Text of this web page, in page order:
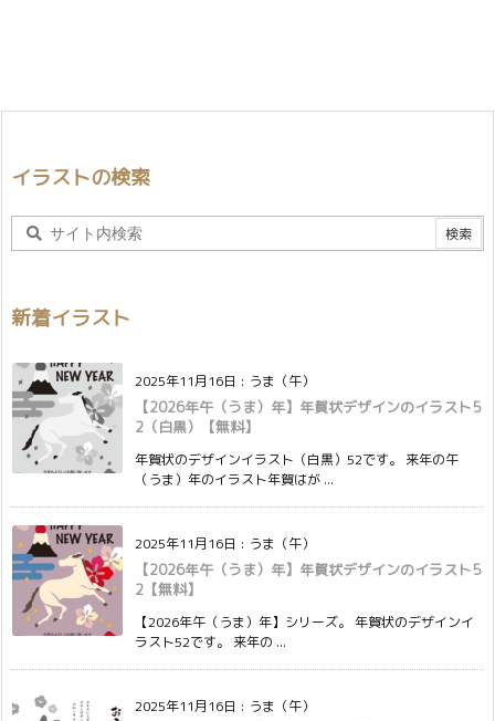
イラストの検索
新着イラスト
2025年11月16日 : うま（午）
【2026年午（うま）年】年賀状デザインのイラスト5
2（白黒）【無料】
年賀状のデザインイラスト（白黒）52です。 来年の午
（うま）年のイラスト年賀はが ...
2025年11月16日 : うま（午）
【2026年午（うま）年】年賀状デザインのイラスト5
2【無料】
【2026年午（うま）年】シリーズ。 年賀状のデザインイ
ラスト52です。 来年の ...
2025年11月16日 : うま（午）